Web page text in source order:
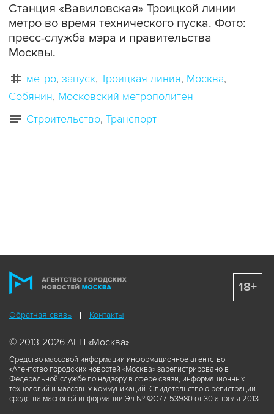
Станция «Вавиловская» Троицкой линии
метро во время технического пуска. Фото:
пресс-служба мэра и правительства
Москвы.
метро запуск Троицкая линия Москва
Собянин Московский метрополитен
Строительство Транспорт
Обратная связь Контакты
© 2013-2026 АГН «Москва»
Средство массовой информации информационное агентство
«Агентство городских новостей «Москва» зарегистрировано в
Федеральной службе по надзору в сфере связи, информационных
технологий и массовых коммуникаций. Свидетельство о регистрации
средства массовой информации Эл № ФС77-53980 от 30 апреля 2013
г.
18+